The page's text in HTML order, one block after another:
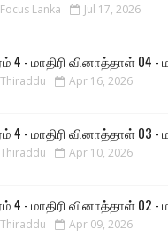
Focus Lanka Jul 17, 2026
4 - மாதிரி வினாத்தாள் 04 -
Thiraddu Apr 16, 2026
4 - மாதிரி வினாத்தாள் 03 -
Thiraddu Apr 10, 2026
4 - மாதிரி வினாத்தாள் 02 -
Thiraddu Apr 09, 2026